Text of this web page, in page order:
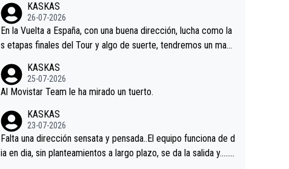
KASKAS
26-07-2026
En la Vuelta a España, con una buena dirección, lucha como la
s etapas finales del Tour y algo de suerte, tendremos un magn
KASKAS
25-07-2026
Al Movistar Team le ha mirado un tuerto.
KASKAS
23-07-2026
Falta una dirección sensata y pensada..El equipo funciona de d
ia en dia, sin planteamientos a largo plazo, se da la salida y…..v